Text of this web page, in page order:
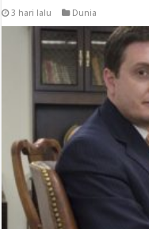
3 hari lalu Dunia